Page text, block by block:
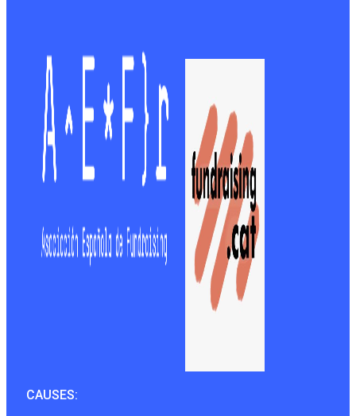
CAUSES: